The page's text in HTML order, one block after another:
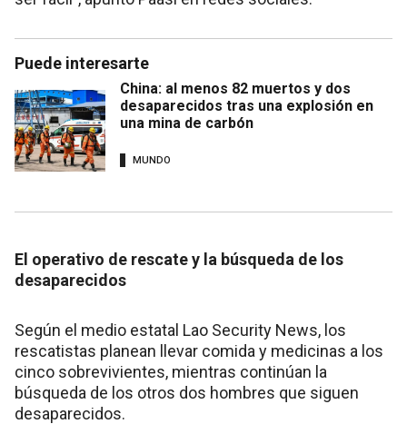
Puede interesarte
China: al menos 82 muertos y dos
desaparecidos tras una explosión en
una mina de carbón
MUNDO
El operativo de rescate y la búsqueda de los
desaparecidos
Según el medio estatal Lao Security News, los
rescatistas planean llevar comida y medicinas a los
cinco sobrevivientes, mientras continúan la
búsqueda de los otros dos hombres que siguen
desaparecidos.